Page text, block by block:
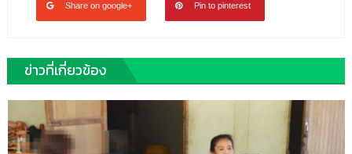
Share on google+ Pin to pinterest
ข่าวที่เกี่ยวข้อง